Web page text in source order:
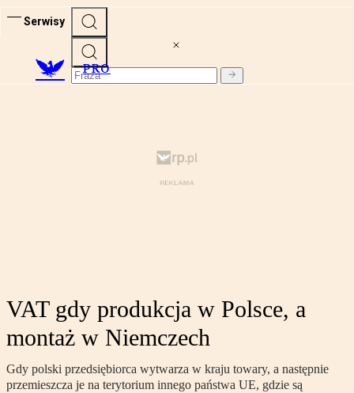
Serwisy
PRO
VAT gdy produkcja w Polsce, a
montaż w Niemczech
Gdy polski przedsiębiorca wytwarza w kraju towary, a następnie
przemieszcza je na terytorium innego państwa UE, gdzie są